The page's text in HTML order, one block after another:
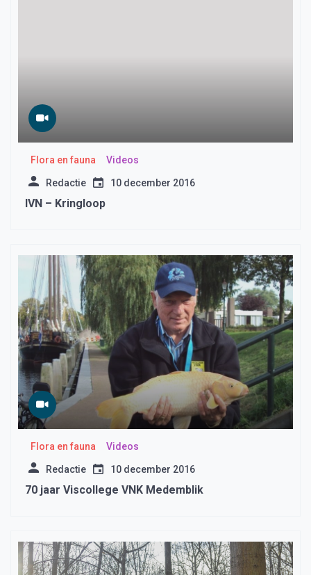
Flora en fauna Videos
Redactie 10 december 2016
IVN – Kringloop
Flora en fauna Videos
Redactie 10 december 2016
70 jaar Viscollege VNK Medemblik